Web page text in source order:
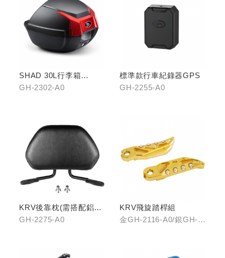
SHAD 30L行李箱
(KYMCO專屬款)
GH-2302-A0
標準款行車紀錄器GPS
GH-2255-A0
KRV後靠枕(需搭配鋁合
金扶手)
GH-2275-A0
KRV飛旋踏桿組
金GH-2116-A0/銀GH-